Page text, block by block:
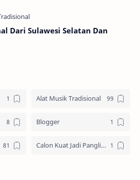
Dari Sulawesi Selatan Dan
Alat Musik Tradisional
Blogger
Calon Kuat Jadi Panglima TNI